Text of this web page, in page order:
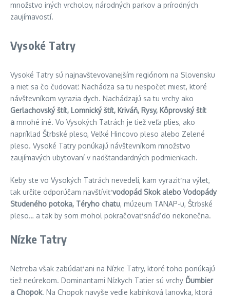
množstvo iných vrcholov, národných parkov a prírodných
zaujímavostí.
Vysoké Tatry
Vysoké Tatry sú najnavštevovanejším regiónom na Slovensku
a niet sa čo čudovať. Nachádza sa tu nespočet miest, ktoré
návštevníkom vyrazia dych. Nachádzajú sa tu vrchy ako
Gerlachovský štít, Lomnický štít, Kriváň, Rysy, Kôprovský štít
a mnohé iné. Vo Vysokých Tatrách je tiež veľa plies, ako
napríklad Štrbské pleso, Veľké Hincovo pleso alebo Zelené
pleso. Vysoké Tatry ponúkajú návštevníkom množstvo
zaujímavých ubytovaní v nadštandardných podmienkach.
Keby ste vo Vysokých Tatrách nevedeli, kam vyraziť na výlet,
tak určite odporúčam navštíviťvodopád Skok alebo Vodopády
Studeného potoka, Téryho chatu, múzeum TANAP-u, Štrbské
pleso… a tak by som mohol pokračovať snáď do nekonečna.
Nízke Tatry
Netreba však zabúdať ani na Nízke Tatry, ktoré toho ponúkajú
tiež neúrekom. Dominantami Nízkych Tatier sú vrchy Ďumbier
a Chopok. Na Chopok navyše vedie kabínková lanovka, ktorá